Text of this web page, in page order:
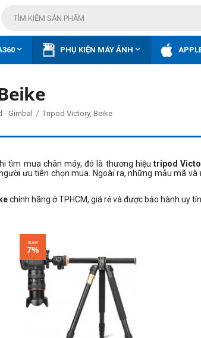
 PHỤ KIỆN MÁY ẢNH 
- Gimbal / Tripod Victory, Beike
tìm mua chân máy, đó là thương hiệutripod
ưu tiên chọn mua. Ngoài ra, những mẫu mã
chính hãng ở TPHCM, giá rẻ và được bảo hành uy
GIẢM
7%